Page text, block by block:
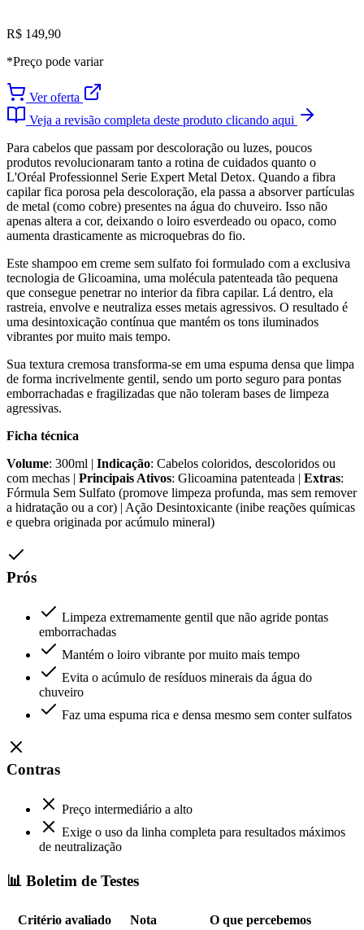
R$ 149,90
*Preço pode variar
Ver oferta
Veja a revisão completa deste produto clicando aqui
Para cabelos que passam por descoloração ou luzes, poucos
produtos revolucionaram tanto a rotina de cuidados quanto o
L'Oréal Professionnel Serie Expert Metal Detox. Quando a fibra
capilar fica porosa pela descoloração, ela passa a absorver partículas
de metal (como cobre) presentes na água do chuveiro. Isso não
apenas altera a cor, deixando o loiro esverdeado ou opaco, como
aumenta drasticamente as microquebras do fio.
Este shampoo em creme sem sulfato foi formulado com a exclusiva
tecnologia de Glicoamina, uma molécula patenteada tão pequena
que consegue penetrar no interior da fibra capilar. Lá dentro, ela
rastreia, envolve e neutraliza esses metais agressivos. O resultado é
uma desintoxicação contínua que mantém os tons iluminados
vibrantes por muito mais tempo.
Sua textura cremosa transforma-se em uma espuma densa que limpa
de forma incrivelmente gentil, sendo um porto seguro para pontas
emborrachadas e fragilizadas que não toleram bases de limpeza
agressivas.
Ficha técnica
Volume: 300ml | Indicação: Cabelos coloridos, descoloridos ou
com mechas | Principais Ativos: Glicoamina patenteada | Extras:
Fórmula Sem Sulfato (promove limpeza profunda, mas sem remover
a hidratação ou a cor) | Ação Desintoxicante (inibe reações químicas
e quebra originada por acúmulo mineral)
Prós
Limpeza extremamente gentil que não agride pontas
emborrachadas
Mantém o loiro vibrante por muito mais tempo
Evita o acúmulo de resíduos minerais da água do
chuveiro
Faz uma espuma rica e densa mesmo sem conter sulfatos
Contras
Preço intermediário a alto
Exige o uso da linha completa para resultados máximos
de neutralização
📊 Boletim de Testes
Critério avaliado Nota
O que percebemos